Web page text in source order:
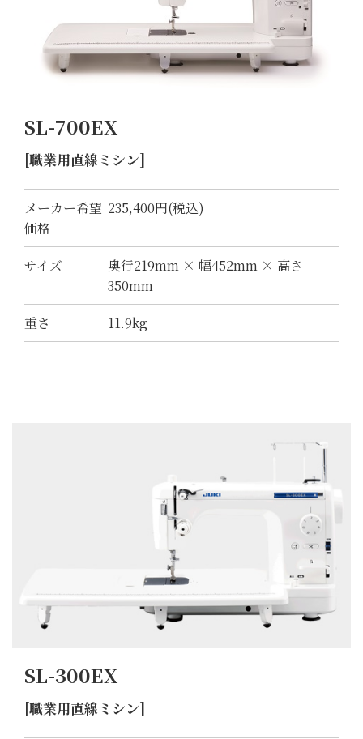
SL-700EX
[職業用直線ミシン]
メーカー希望
価格
235,400円(税込)
サイズ
奥行219mm × 幅452mm × 高さ
350mm
重さ
11.9kg
SL-300EX
[職業用直線ミシン]